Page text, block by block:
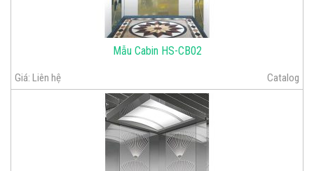
Mẫu Cabin HS-CB02
Giá: Liên hệ Catalog